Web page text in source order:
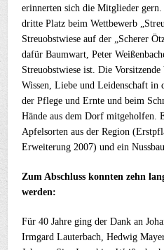
erinnerten sich die Mitglieder
dritte Platz beim Wettbewerb
Streuobstwiese auf der „Scherer
dafür Baumwart, Peter
Streuobstwiese ist. Die Vorsitzende
Wissen, Liebe und Leidenschaft in
der Pflege und Ernte und beim
Hände aus dem Dorf mitgeholfen.
Apfelsorten aus der Region
Erweiterung 2007) und ein
Zum Abschluss konnten zehn
werden:
Für 40 Jahre ging der Dank an
Irmgard Lauterbach, Hedwig